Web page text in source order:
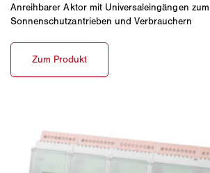
Anreihbarer Aktor mit Universaleingängen
Sonnenschutzantrieben und Verbrauchern